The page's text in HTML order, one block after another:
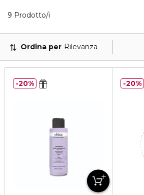
9 Prodotto/i
Ordina per Rilevanza
20% 20%